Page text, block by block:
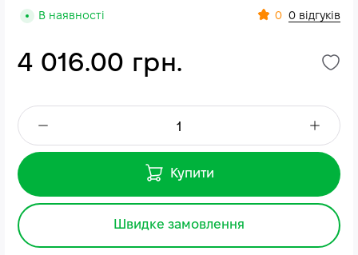
В наявності 0 0 відгуків
4 016.00 грн.
Купити
Швидке замовлення